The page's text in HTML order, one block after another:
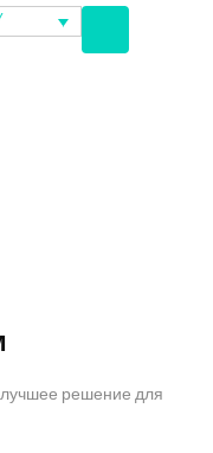
решение для